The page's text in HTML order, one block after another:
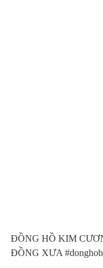
ĐỒNG HỒ KIM
ĐỒNG XƯA